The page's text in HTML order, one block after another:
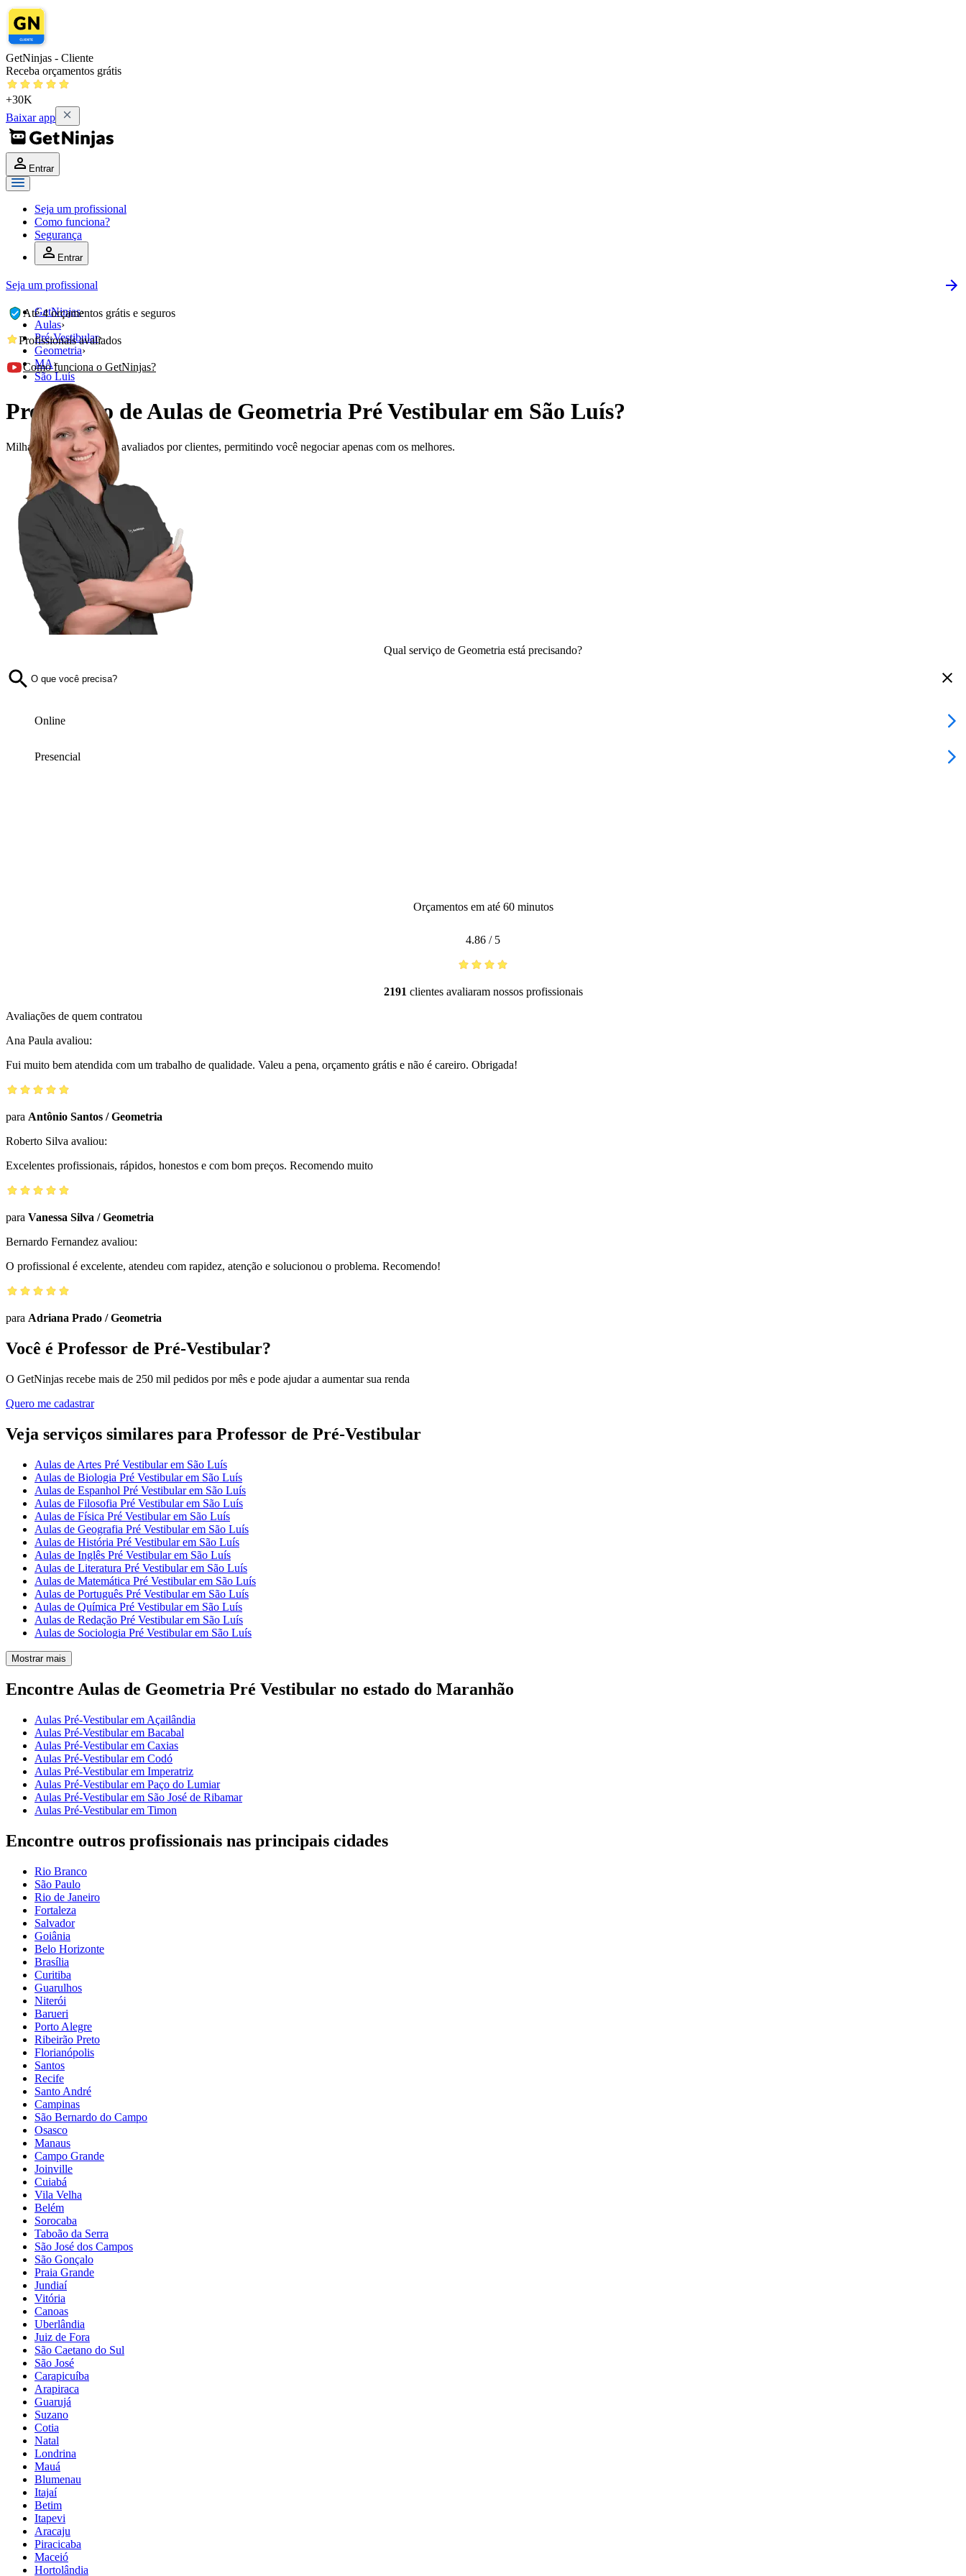
GetNinjas - Cliente
Receba orçamentos grátis
+30K
Baixar app
Entrar
Seja um profissional
Como funciona?
Segurança
Entrar
Seja um profissional
GetNinjas›
Aulas›
Pré-Vestibular›
Geometria›
MA›
São Luís
Precisando de Aulas de Geometria Pré Vestibular em São Luís?
Milhares de profissionais avaliados por clientes, permitindo você negociar apenas com os melhores.
Até 4 orçamentos grátis e seguros
Profissionais avaliados
Como funciona o GetNinjas?
Qual serviço de Geometria está precisando?
Online
Presencial
Orçamentos em até 60 minutos
4.86 / 5
2191 clientes avaliaram nossos profissionais
Avaliações de quem contratou
Ana Paula avaliou:
Fui muito bem atendida com um trabalho de qualidade. Valeu a pena, orçamento grátis e não é careiro. Obrigada!
para Antônio Santos /Geometria
Roberto Silva avaliou:
Excelentes profissionais, rápidos, honestos e com bom preços. Recomendo muito
para Vanessa Silva /Geometria
Bernardo Fernandez avaliou:
O profissional é excelente, atendeu com rapidez, atenção e solucionou o problema. Recomendo!
para Adriana Prado /Geometria
Você é Professor de Pré-Vestibular?
O GetNinjas recebe mais de 250 mil pedidos por mês e pode ajudar a aumentar sua renda
Quero me cadastrar
Veja serviços similares para Professor de Pré-Vestibular
Aulas de Artes Pré Vestibular em São Luís
Aulas de Biologia Pré Vestibular em São Luís
Aulas de Espanhol Pré Vestibular em São Luís
Aulas de Filosofia Pré Vestibular em São Luís
Aulas de Física Pré Vestibular em São Luís
Aulas de Geografia Pré Vestibular em São Luís
Aulas de História Pré Vestibular em São Luís
Aulas de Inglês Pré Vestibular em São Luís
Aulas de Literatura Pré Vestibular em São Luís
Aulas de Matemática Pré Vestibular em São Luís
Aulas de Português Pré Vestibular em São Luís
Aulas de Química Pré Vestibular em São Luís
Aulas de Redação Pré Vestibular em São Luís
Aulas de Sociologia Pré Vestibular em São Luís
Mostrar mais
Encontre Aulas de Geometria Pré Vestibular no estado do Maranhão
Aulas Pré-Vestibular em Açailândia
Aulas Pré-Vestibular em Bacabal
Aulas Pré-Vestibular em Caxias
Aulas Pré-Vestibular em Codó
Aulas Pré-Vestibular em Imperatriz
Aulas Pré-Vestibular em Paço do Lumiar
Aulas Pré-Vestibular em São José de Ribamar
Aulas Pré-Vestibular em Timon
Encontre outros profissionais nas principais cidades
Rio Branco
São Paulo
Rio de Janeiro
Fortaleza
Salvador
Goiânia
Belo Horizonte
Brasília
Curitiba
Guarulhos
Niterói
Barueri
Porto Alegre
Ribeirão Preto
Florianópolis
Santos
Recife
Santo André
Campinas
São Bernardo do Campo
Osasco
Manaus
Campo Grande
Joinville
Cuiabá
Vila Velha
Belém
Sorocaba
Taboão da Serra
São José dos Campos
São Gonçalo
Praia Grande
Jundiaí
Vitória
Canoas
Uberlândia
Juiz de Fora
São Caetano do Sul
São José
Carapicuíba
Arapiraca
Guarujá
Suzano
Cotia
Natal
Londrina
Mauá
Blumenau
Itajaí
Betim
Itapevi
Aracaju
Piracicaba
Maceió
Hortolândia